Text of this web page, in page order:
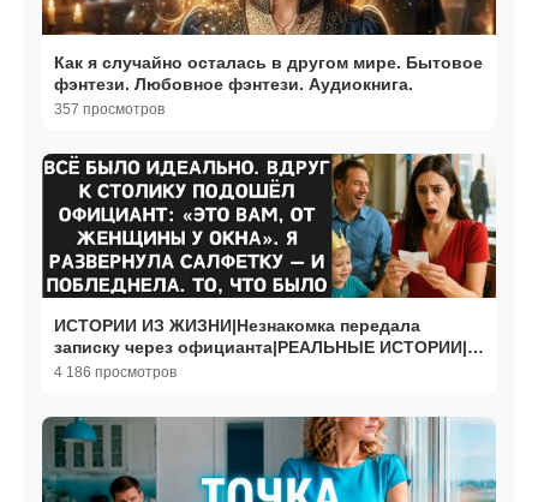
Как я случайно осталась в другом мире. Бытовое
фэнтези. Любовное фэнтези. Аудиокнига.
357 просмотров
ИСТОРИИ ИЗ ЖИЗНИ|Незнакомка передала
записку через официанта|РЕАЛЬНЫЕ ИСТОРИИ|
ЖИЗНЕННЫЕ ИСТОРИИ
4 186 просмотров